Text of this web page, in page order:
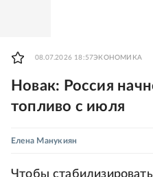
08.07.2026 18:57ЭКОНОМИКА
Новак: Россия
топливо с июля
Елена Манукиян
Чтобы